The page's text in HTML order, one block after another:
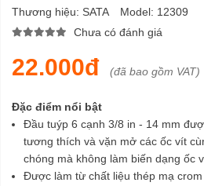
Thương hiệu: SATA Model: 12309
Chưa có đánh giá
22.000đ (đã bao gồm VAT)
Đặc điểm nổi bật
Đầu tuýp 6 cạnh 3/8 in - 14 mm
tương thích và vặn mở các ốc vít
chóng mà không làm biến dạng ốc
Được làm từ chất liệu thép mạ